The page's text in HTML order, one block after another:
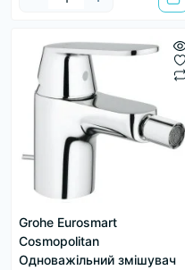
Grohe Eurosmart
Cosmopolitan
Одноважільний змішувач